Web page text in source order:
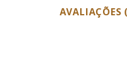
AVALIAÇÕES